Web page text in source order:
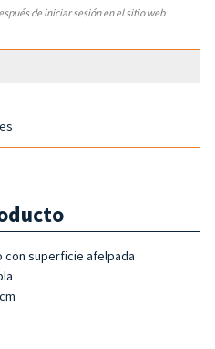
de iniciar sesión en el sitio web
con superficie afelpada